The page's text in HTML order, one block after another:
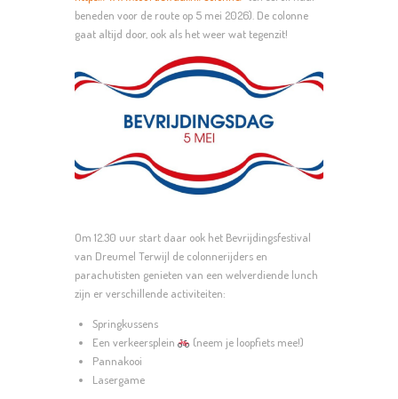
beneden voor de route op 5 mei 2026). De colonne
gaat altijd door, ook als het weer wat tegenzit!
Om 12.30 uur start daar ook het Bevrijdingsfestival
van Dreumel Terwijl de colonnerijders en
parachutisten genieten van een welverdiende lunch
zijn er verschillende activiteiten:
Springkussens
Een verkeersplein
(neem je loopfiets mee!)
Pannakooi
Lasergame